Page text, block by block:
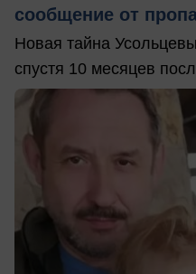
сообщение от
Новая тайна
спустя 10 месяцев